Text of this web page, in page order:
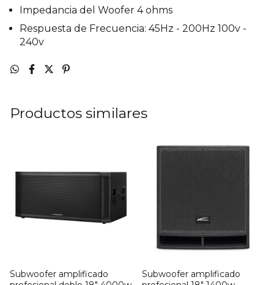
Impedancia del Woofer 4 ohms
Respuesta de Frecuencia: 45Hz - 200Hz 100v -
240v
Productos similares
Subwoofer amplificado
Subwoofer amplificado